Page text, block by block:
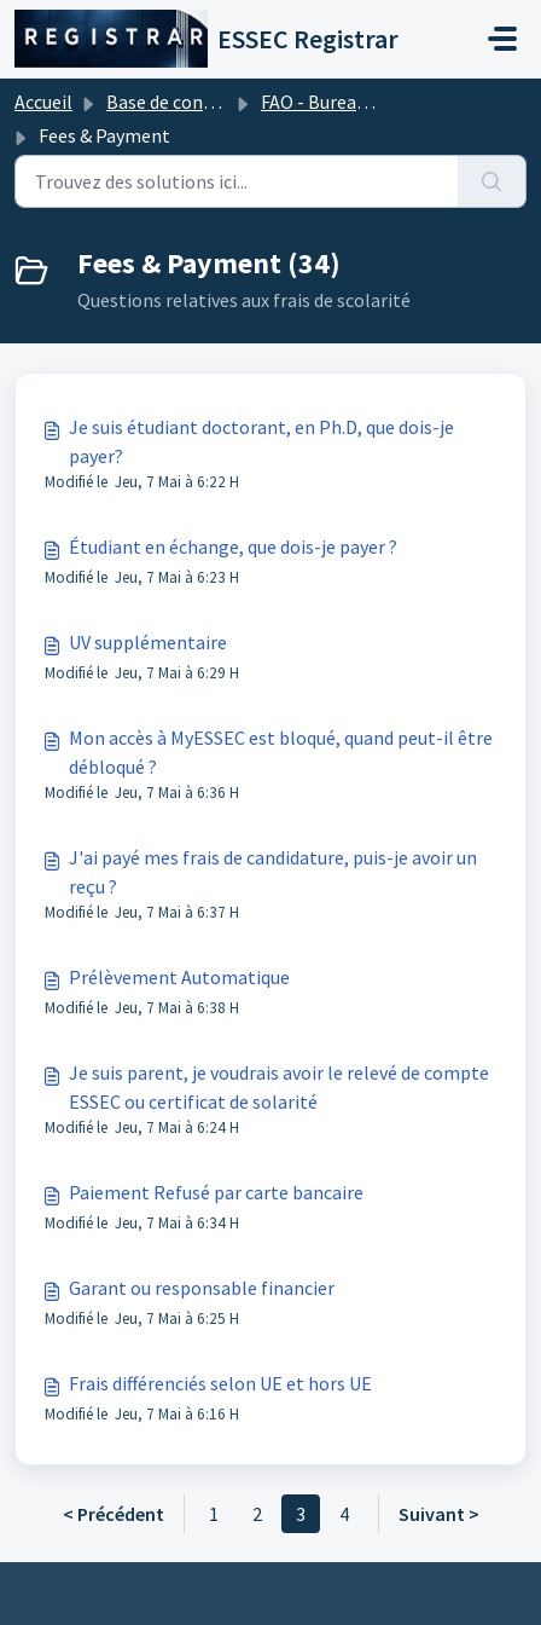
Passer au contenu principal
ESSEC Registrar
Accueil Base de connaissances
FAO - Bureau d'aide financière (Frais de scolarité)
Fees & Payment
Fees & Payment (34)
Questions relatives aux frais de scolarité
Je suis étudiant doctorant, en Ph.D, que dois-je
payer?
Modifié le Jeu, 7 Mai à 6:22 H
Étudiant en échange, que dois-je payer ?
Modifié le Jeu, 7 Mai à 6:23 H
UV supplémentaire
Modifié le Jeu, 7 Mai à 6:29 H
Mon accès à MyESSEC est bloqué, quand peut-il être
débloqué ?
Modifié le Jeu, 7 Mai à 6:36 H
J'ai payé mes frais de candidature, puis-je avoir un
reçu ?
Modifié le Jeu, 7 Mai à 6:37 H
Prélèvement Automatique
Modifié le Jeu, 7 Mai à 6:38 H
Je suis parent, je voudrais avoir le relevé de compte
ESSEC ou certificat de solarité
Modifié le Jeu, 7 Mai à 6:24 H
Paiement Refusé par carte bancaire
Modifié le Jeu, 7 Mai à 6:34 H
Garant ou responsable financier
Modifié le Jeu, 7 Mai à 6:25 H
Frais différenciés selon UE et hors UE
Modifié le Jeu, 7 Mai à 6:16 H
< Précédent 1 2 3 4 Suivant >